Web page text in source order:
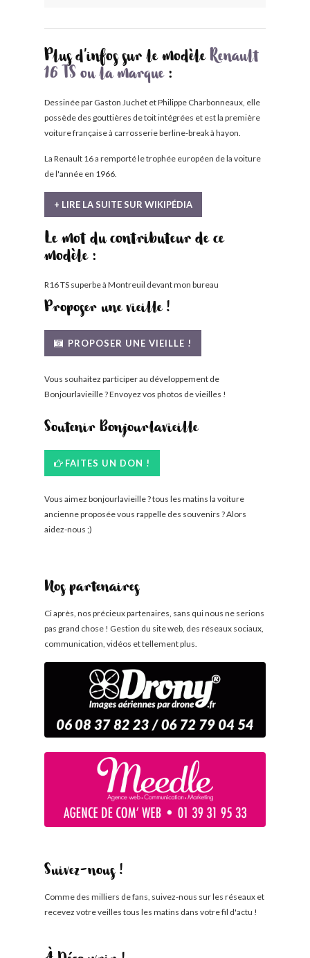
Plus d'infos sur le modèle Renault
16 TS ou la marque:
Dessinée par Gaston Juchet et Philippe Charbonneaux, elle
possède des gouttières de toit intégrées et est la première
voiture française à carrosserie berline-break à hayon.
La Renault 16 a remporté le trophée européen de la voiture
de l'année en 1966.
+ LIRE LA SUITE SUR WIKIPÉDIA
Le mot du contributeur de ce
modèle :
R16 TS superbe à Montreuil devant mon bureau
Proposer une vieille !
PROPOSER UNE VIEILLE !
Vous souhaitez participer au développement de
Bonjourlavieille ? Envoyez vos photos de vieilles !
Soutenir Bonjourlavieille
FAITES UN DON !
Vous aimez bonjourlavieille ? tous les matins la voiture
ancienne proposée vous rappelle des souvenirs ? Alors
aidez-nous ;)
Nos partenaires
Ci après, nos précieux partenaires, sans qui nous ne serions
pas grand chose ! Gestion du site web, des réseaux sociaux,
communication, vidéos et tellement plus.
Suivez-nous !
Comme des milliers de fans, suivez-nous sur les réseaux et
recevez votre veilles tous les matins dans votre fil d'actu !